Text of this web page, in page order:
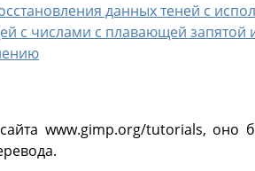
данных теней с
с числами с плавающей запятой
www.gimp.org/tutorials,